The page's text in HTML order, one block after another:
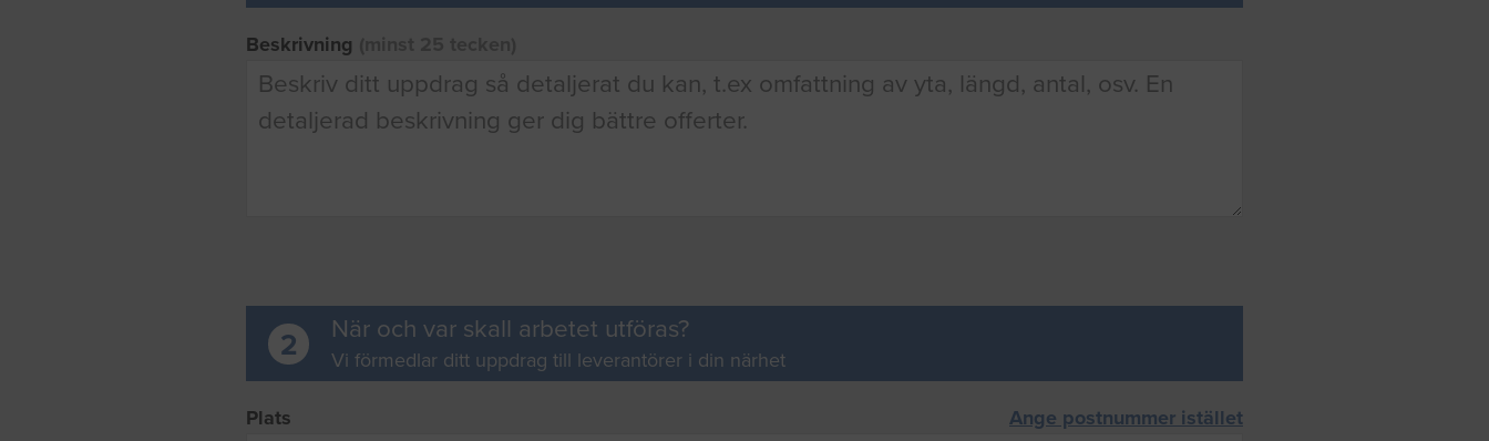
Beskrivning
2 När och var skall arbetet utföras?
Vi förmedlar ditt uppdrag till leverantörer i din närhet
Plats Ange postnummer istället